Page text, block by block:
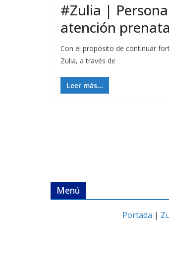
#Zulia |
atención
Con el propósito de continuar
Zulia, a través de
Leer más...
Menú
Portada |